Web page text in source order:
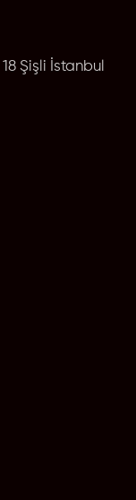
Şişli İstanbul